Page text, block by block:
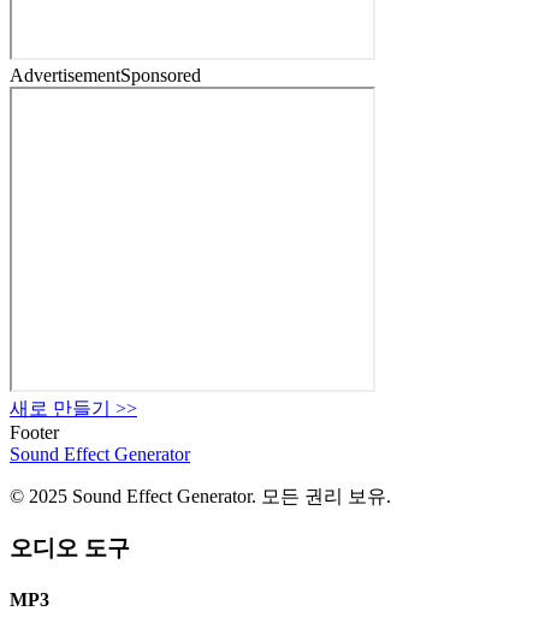
AdvertisementSponsored
새로 만들기
>>
Footer
Sound Effect Generator
© 2025 Sound Effect Generator. 모든 권리 보유.
오디오 도구
MP3